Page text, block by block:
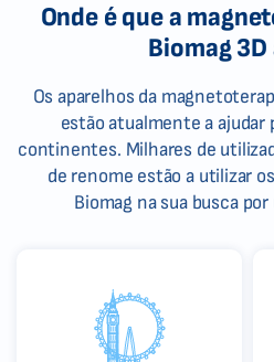
Onde é que a
Biomag
Os aparelhos da
estão atualmente a ajudar
continentes. Milhares de
de renome estão a utilizar
Biomag na sua busca